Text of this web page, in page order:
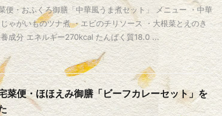
便・おふくろ御膳「中華風うま煮セット」 メニュー ・中華
ゃがいものツナ煮 ・エビのチリソース ・大根菜とえのき
成分 エネルギー270kcal たんぱく質18.0 ...
菜便・ほほえみ御膳「ビーフカレーセット」を